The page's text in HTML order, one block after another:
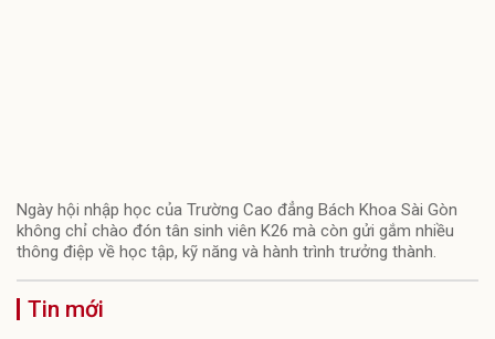
Ngày hội nhập học của Trường Cao đẳng Bách Khoa Sài Gòn
không chỉ chào đón tân sinh viên K26 mà còn gửi gắm nhiều
thông điệp về học tập, kỹ năng và hành trình trưởng thành.
Tin mới